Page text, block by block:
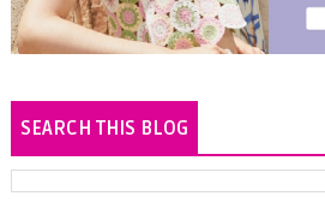
SEARCH THIS BLOG